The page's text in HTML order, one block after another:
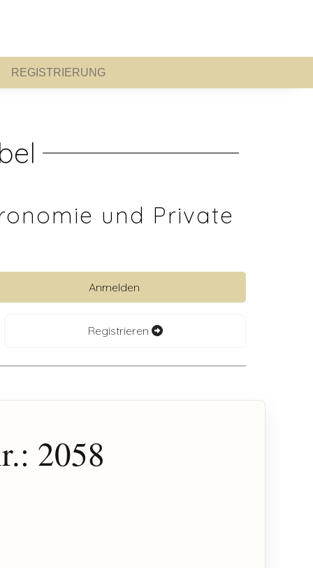
REGISTRIERUNG
und Private
anzeigen
Anmelden
Registrieren
2058